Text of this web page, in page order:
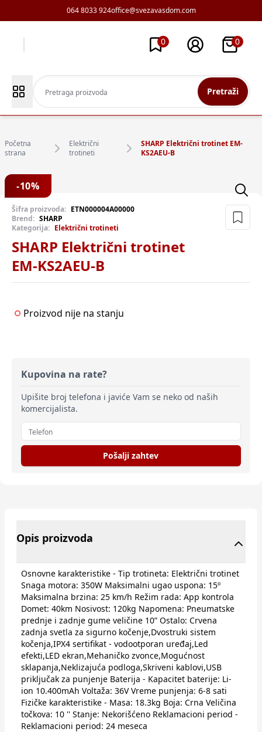
064 8033 924office@svezavasdom.com
0 0
Pretraži
Početna
strana
Električni
trotineti
SHARP Električni trotinet EM-
KS2AEU-B
-10%
Šifra proizvoda: ETN000004A00000
Brend: SHARP
Kategorija: Električni trotineti
SHARP Električni trotinet
EM-KS2AEU-B
Proizvod nije na stanju
Kupovina na rate?
Upišite broj telefona i javiće Vam se neko od naših
komercijalista.
Pošalji zahtev
Opis proizvoda
Osnovne karakteristike - Tip trotineta: Električni trotinet
Snaga motora: 350W Maksimalni ugao uspona: 15º
Maksimalna brzina: 25 km/h Režim rada: App kontrola
Domet: 40km Nosivost: 120kg Napomena: Pneumatske
prednje i zadnje gume veličine 10” Ostalo: Crvena
zadnja svetla za sigurno kočenje,Dvostruki sistem
kočenja,IPX4 sertifikat - vodootporan uređaj,Led
efekti,LED ekran,Mehaničko zvonce,Mogućnost
sklapanja,Neklizajuća podloga,Skriveni kablovi,USB
priključak za punjenje Baterija - Kapacitet baterije: Li-
ion 10.400mAh Voltaža: 36V Vreme punjenja: 6-8 sati
Fizičke karakteristike - Masa: 18.3kg Boja: Crna Veličina
točkova: 10 '' Stanje: Nekorišćeno Reklamacioni period -
Reklamacioni period: 24 meseca